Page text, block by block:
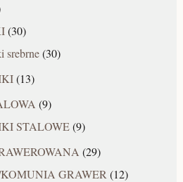
(30)
srebrne (30)
(13)
(9)
STALOWE (9)
(29)
GRAWER (12)